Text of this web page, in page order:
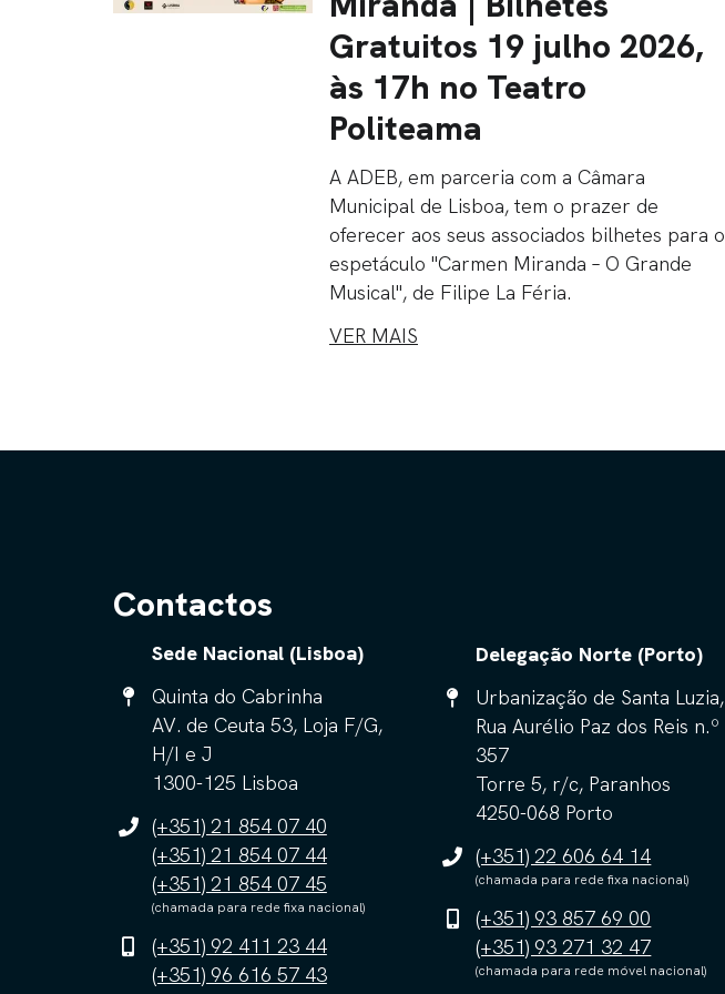
Gratuitos 19 julho 2026,
às 17h no Teatro
Politeama
A ADEB, em parceria com a Câmara
Municipal de Lisboa, tem o prazer de
oferecer aos seus associados bilhetes para o
espetáculo "Carmen Miranda – O Grande
Musical", de Filipe La Féria.
VER MAIS
Contactos
Sede Nacional (Lisboa)
Quinta do Cabrinha
AV. de Ceuta 53, Loja F/G,
H/I e J
1300-125 Lisboa
(+351) 21 854 07 40
(+351) 21 854 07 44
(+351) 21 854 07 45
(chamada para rede fixa nacional)
(+351) 92 411 23 44
(+351) 96 616 57 43
Delegação Norte (Porto)
Urbanização de Santa Luzia,
Rua Aurélio Paz dos Reis n.º
357
Torre 5, r/c, Paranhos
4250-068 Porto
(+351) 22 606 64 14
(chamada para rede fixa nacional)
(+351) 93 857 69 00
(+351) 93 271 32 47
(chamada para rede móvel nacional)